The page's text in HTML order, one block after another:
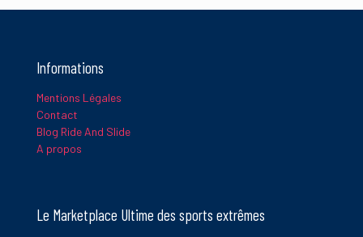
Informations
Mentions Légales
Contact
Blog Ride And Slide
A propos
Le Marketplace Ultime des sports extrêmes